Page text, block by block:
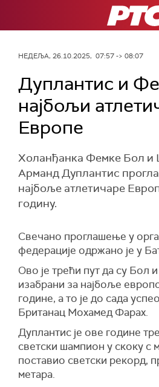
РТС
НЕДЕЉА, 26.10.2025, 07:57 -> 08:07
Дуплантис и
најбољи
Европе
Холанђанка Фемке Бол и
Арманд Дуплантис
најбоље атлетичаре
годину.
Свечано проглашење у
федерације одржано је у
Ово је трећи пут да су Бол
изабрани за најбоље
године, а то је до сада
Британац Мохамед Фарах.
Дуплантис је ове године
светски шампион у скоку с
поставио светски рекорд,
метара.